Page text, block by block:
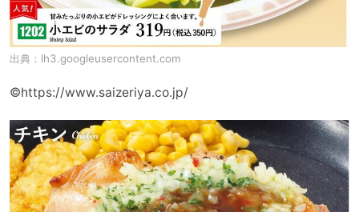
出典： lh3.googleusercontent.com
©https://www.saizeriya.co.jp/